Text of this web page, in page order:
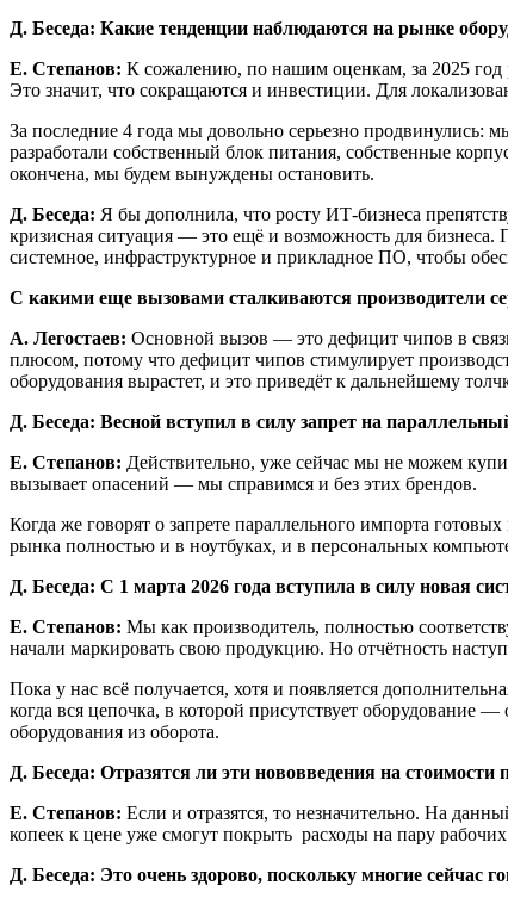
Д. Беседа: Какие тенденции наблюдаются на рынке
Е. Степанов: К сожалению, по нашим оценкам, за 2025
Это значит, что сокращаются и инвестиции. Для
За последние 4 года мы довольно серьезно
разработали собственный блок питания, собственные
окончена, мы будем вынуждены остановить.
Д. Беседа: Я бы дополнила, что росту ИТ-бизнеса
кризисная ситуация — это ещё и возможность для
системное, инфраструктурное и прикладное ПО, чтобы
С какими еще вызовами сталкиваются производители
А. Легостаев: Основной вызов — это дефицит чипов в
плюсом, потому что дефицит чипов стимулирует
оборудования вырастет, и это приведёт к дальнейшему
Д. Беседа: Весной вступил в силу запрет на
Е. Степанов: Действительно, уже сейчас мы не можем
вызывает опасений — мы справимся и без этих брендов.
Когда же говорят о запрете параллельного импорта
рынка полностью и в ноутбуках, и в персональных
Д. Беседа: С 1 марта 2026 года вступила в силу новая
Е. Степанов: Мы как производитель, полностью
начали маркировать свою продукцию. Но отчётность
Пока у нас всё получается, хотя и появляется
когда вся цепочка, в которой присутствует оборудование
оборудования из оборота.
Д. Беседа: Отразятся ли эти нововведения на стоимости
Е. Степанов: Если и отразятся, то незначительно. На
копеек к цене уже смогут покрыть расходы на пару
Д. Беседа: Это очень здорово, поскольку многие